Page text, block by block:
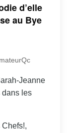
d’elle
au Bye
Jeanne
dans les